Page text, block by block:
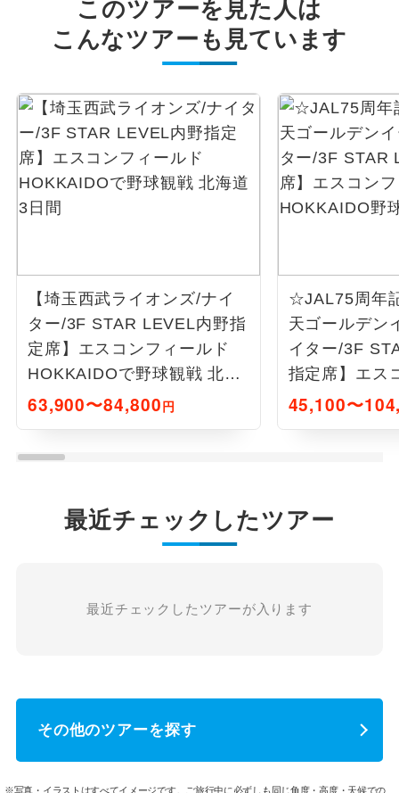
このツアーを見た人は
こんなツアーも見ています
【埼玉西武ライオンズ/ナイ
ター/3F STAR LEVEL内野指
定席】エスコンフィールド
HOKKAIDOで野球観戦 北海
道3日間
63,900〜84,800円
☆JAL75周年
天ゴールデン
イター/3F
指定席】エス
HOKKAIDO
45,100〜
最近チェックしたツアー
最近チェックしたツアーが入ります
その他のツアーを探す
※写真・イラストはすべてイメージです。ご旅行中に必ずしも同じ角度・高度・天候での